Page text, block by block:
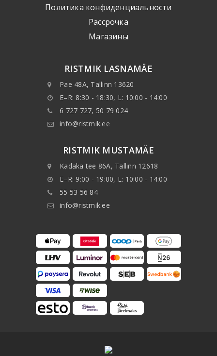
Политика конфиденциальности
Рассрочка
Mагазины
RISTMIK LASNAMÄE
Pae 48A, Tallinn 13620
E–R: 8:30 - 18:30, L: 10:00 - 14:00
6 727 727, 50 79 024
info@ristmik.ee
RISTMIK MUSTAMÄE
Kadaka tee 86A, Tallinn 12618
E–R: 9:00 - 19:00, L: 10:00 - 14:00
55 53 56 84
info@ristmik.ee